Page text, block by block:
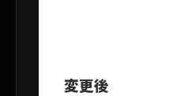
変更後